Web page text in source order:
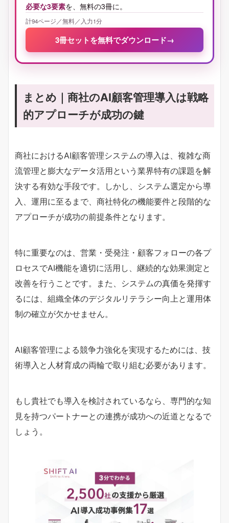
必要な3要素を、無料の3冊に。
計94ページ／無料／入力1分
3冊セットを無料でダウンロード→
まとめ｜商社のAI顧客管理導入は戦略
的アプローチが成功の鍵
商社におけるAI顧客管理システムの導入は、複雑な商
流管理と膨大なデータ活用という業界特有の課題を解
決する有効な手段です。しかし、システム選定から導
入、運用に至るまで、商社特化の機能要件と段階的な
アプローチが成功の前提条件となります。
特に重要なのは、営業・受発注・顧客フォローの各プ
ロセスでAI機能を適切に活用し、継続的な効果測定と
改善を行うことです。また、システムの真価を発揮す
るには、組織全体のデジタルリテラシー向上と運用体
制の確立が欠かせません。
AI顧客管理による競争力強化を実現するためには、技
術導入と人材育成の両輪で取り組む必要があります。
もし貴社でも導入を検討されているなら、専門的な知
見を持つパートナーとの連携が成功への近道となるで
しょう。